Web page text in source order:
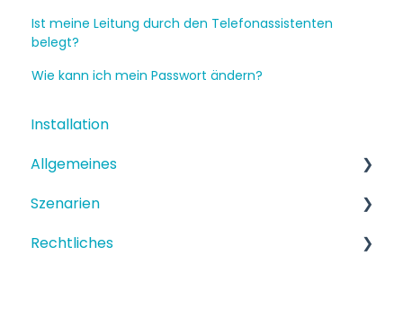
Ist meine Leitung durch den Telefonassistenten
belegt?
Wie kann ich mein Passwort ändern?
Installation
Allgemeines
Funktionen
Einrichtung
Szenarien
Strukturiertes Szenario
Rechtliches